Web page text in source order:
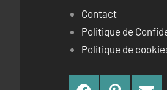
Contact
Politique de
Politique de